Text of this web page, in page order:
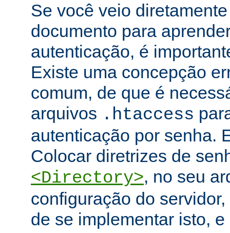
Se você veio
documento para
autenticação, é
Existe uma concepção
comum, de que é
arquivos .htaccess
autenticação por senha.
Colocar diretrizes de
<Directory>, no seu
configuração do
de se implementar isto,